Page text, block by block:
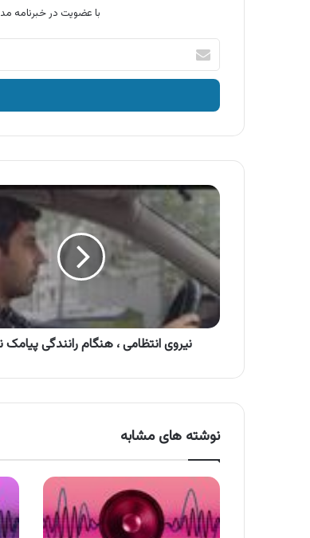
با عضویت در خبرنامه
آدرس
ایمیل
خود
وارد
نیروی
هنگام
رانندگی
پیامک
ندهید
نیروی انتظامی ، هنگام رانندگی
نوشته های مشابه